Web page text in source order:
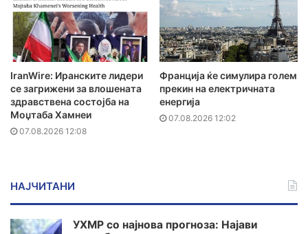
IranWire: Иранските лидери
се загрижени за влошената
здравствена состојба на
Моџтаба Хамнеи
07.08.2026 12:08
Франција ќе симулира голем
прекин на електричната
енергија
07.08.2026 12:02
НАЈЧИТАНИ
УХМР со најнова прогноза: Најави